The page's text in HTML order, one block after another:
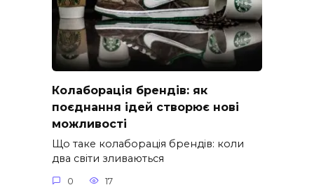
Колаборація брендів: як
поєднання ідей створює нові
можливості
Що таке колаборація брендів: коли
два світи зливаються
0 17